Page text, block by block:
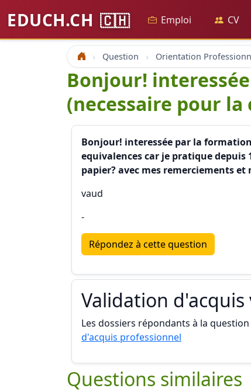
EDUCH.CH 🇨🇭 Emploi CV
Accueil Question Orientation
Bonjour!
(necessaire pour
Bonjour! interessée par la
equivalences car je pratique
papier? avec mes remerciements
vaud
-
Répondez à cette question
Validation d'acquis
Les dossiers répondants à la
d'acquis professionnel
Questions similaires